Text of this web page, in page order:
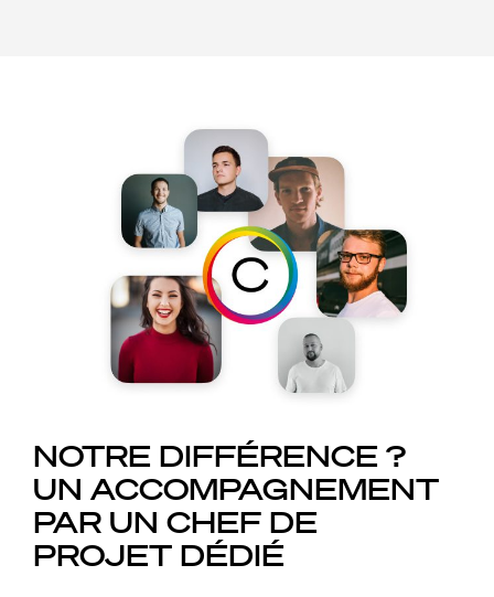
NOTRE DIFFÉRENCE ?
UN ACCOMPAGNEMENT
PAR UN CHEF DE
PROJET DÉDIÉ